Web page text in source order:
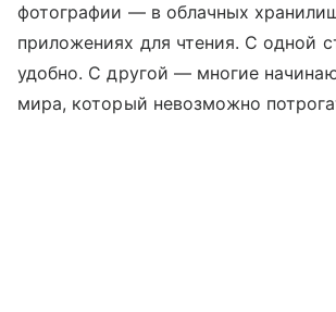
фотографии — в облачных
приложениях для чтения. С одной
удобно. С другой — многие
мира, который невозможно